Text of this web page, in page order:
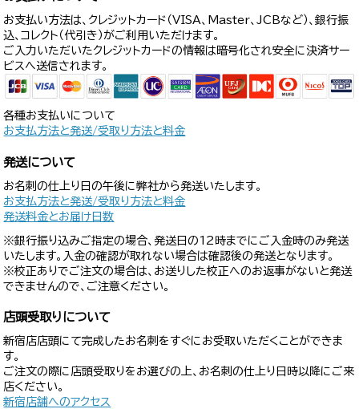
お支払い方法は、クレジットカード（VISA、Master、JCBなど）、銀行振
込、コレクト（代引き）がご利用いただけます。
ご入力いただいたクレジットカードの情報は暗号化され安全に決済サー
ビスへ送信されます。
各種お支払いについて
お支払方法と発送/受取り方法と料金
発送について
お名刺の仕上り日の午後に弊社から発送いたします。
お支払方法と発送/受取り方法と料金
発送料金とお届け日数
※銀行振り込みご指定の場合、発送日の12時までにご入金時のみ発送
いたします。入金の確認が取れない場合は確認後の発送となります。
※校正ありでご注文の場合は、お送りした校正へのお返事がないと発送
できませんので、ご注意ください。
店頭受取りについて
新宿店店頭にて完成したお名刺をすぐにお受取いただくことができま
す。
ご注文の際に店頭受取りをお選びの上、お名刺の仕上り日時以降にご来
店ください。
新宿店舗へのアクセス